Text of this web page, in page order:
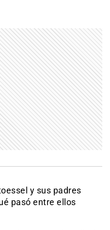
y sus padres
pasó entre ellos